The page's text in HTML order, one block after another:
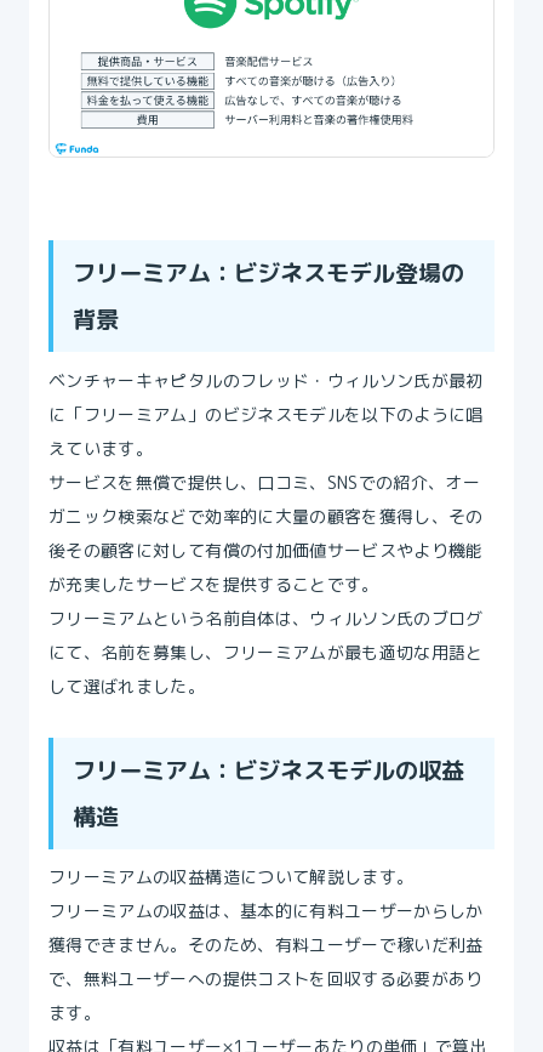
フリーミアム：ビジネスモデル登場の
背景
ベンチャーキャピタルのフレッド・ウィルソン氏が最初
に「フリーミアム」のビジネスモデルを以下のように唱
えています。
サービスを無償で提供し、口コミ、SNSでの紹介、オー
ガニック検索などで効率的に大量の顧客を獲得し、その
後その顧客に対して有償の付加価値サービスやより機能
が充実したサービスを提供することです。
フリーミアムという名前自体は、ウィルソン氏のブログ
にて、名前を募集し、フリーミアムが最も適切な用語と
して選ばれました。
フリーミアム：ビジネスモデルの収益
構造
フリーミアムの収益構造について解説します。
フリーミアムの収益は、基本的に有料ユーザーからしか
獲得できません。そのため、有料ユーザーで稼いだ利益
で、無料ユーザーへの提供コストを回収する必要があり
ます。
収益は「有料ユーザー×1ユーザーあたりの単価」で算出